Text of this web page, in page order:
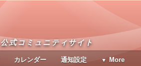
コミュニティサイト
カレンダー 通知設定 More